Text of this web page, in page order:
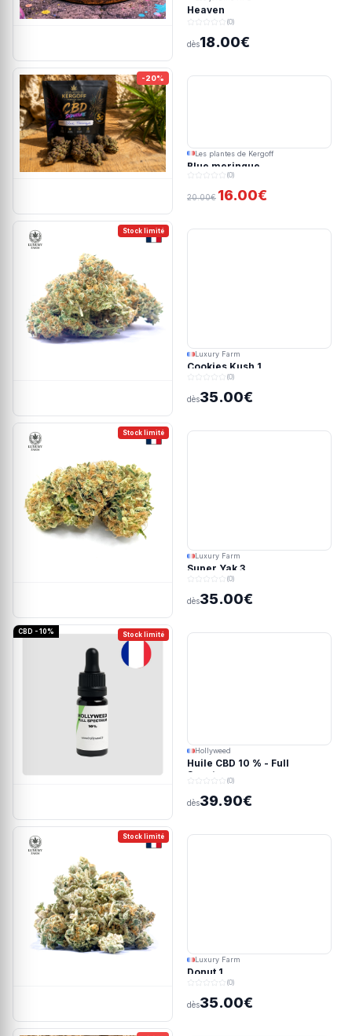
Heaven
(0)
dès18.00€
-20%
Les plantes de Kergoff
Blue meringue
(0)
20.00€ 16.00€
Stock limité
Luxury Farm
Cookies Kush 1
(0)
dès35.00€
Stock limité
Luxury Farm
Super Yak 3
(0)
dès35.00€
Stock limité
CBD - 10%
Hollyweed
Huile CBD 10 % - Full
Spectrum
(0)
dès39.90€
Stock limité
Luxury Farm
Donut 1
(0)
dès35.00€